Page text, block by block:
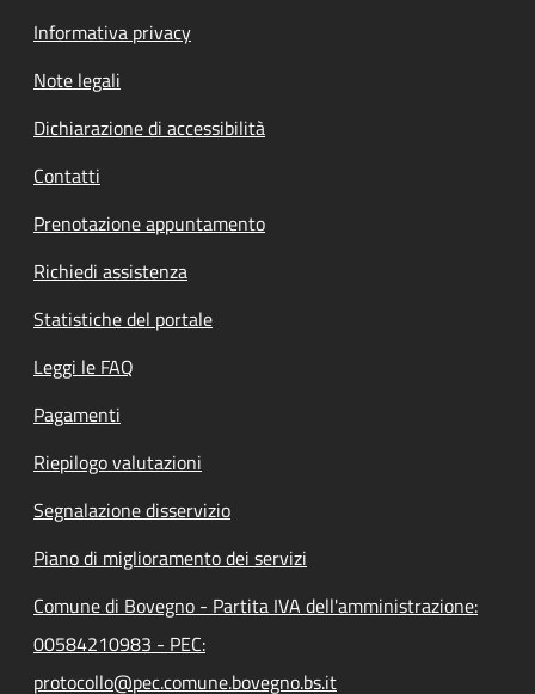
Informativa privacy
Note legali
Dichiarazione di accessibilità
Contatti
Prenotazione appuntamento
Richiedi assistenza
Statistiche del portale
Leggi le FAQ
Pagamenti
Riepilogo valutazioni
Segnalazione disservizio
Piano di miglioramento dei servizi
Comune di Bovegno - Partita IVA dell'amministrazione:
00584210983 - PEC:
protocollo@pec.comune.bovegno.bs.it